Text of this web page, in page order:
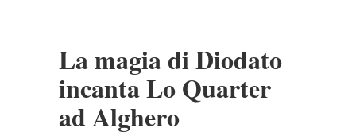
La magia di Diodato
incanta Lo Quarter
ad Alghero